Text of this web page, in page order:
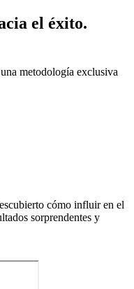
el éxito.
metodología exclusiva
cómo influir en el
sorprendentes y